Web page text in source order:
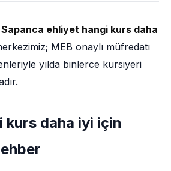
Sapanca ehliyet hangi kurs daha
MEB onaylı müfredatı
yılda binlerce kursiyeri
kurs daha iyi için